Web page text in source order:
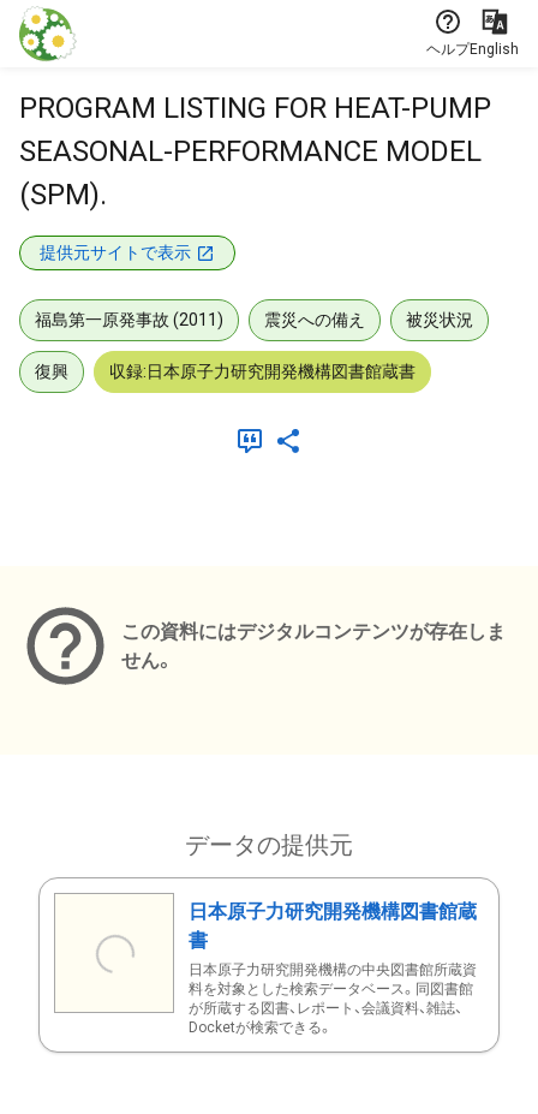
本文に飛ぶ
ヘルプEnglish
PROGRAM LISTING FOR HEAT-PUMP
SEASONAL-PERFORMANCE MODEL
(SPM).
提供元サイトで表示
福島第一原発事故 (2011) 震災への備え 被災状況
復興 収録:日本原子力研究開発機構図書館蔵書
この資料にはデジタルコンテンツが存在しま
せん。
データの提供元
日本原子力研究開発機構図書館蔵
書
日本原子力研究開発機構の中央図書館所蔵資
料を対象とした検索データベース。同図書館
が所蔵する図書、レポート、会議資料、雑誌、
Docketが検索できる。